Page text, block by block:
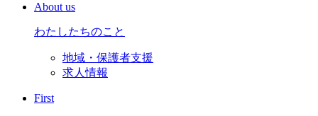
About us
わたしたちのこと
地域・保護者支援
求人情報
First